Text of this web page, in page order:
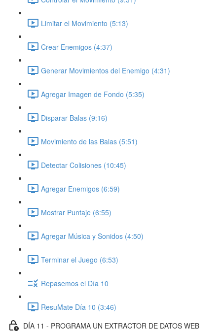
Limitar el Movimiento (5:13)
Crear Enemigos (4:37)
Generar Movimientos del Enemigo (4:31)
Agregar Imagen de Fondo (5:35)
Disparar Balas (9:16)
Movimiento de las Balas (5:51)
Detectar Colisiones (10:45)
Agregar Enemigos (6:59)
Mostrar Puntaje (6:55)
Agregar Música y Sonidos (4:50)
Terminar el Juego (6:53)
Repasemos el Día 10
ResuMate Día 10 (3:46)
DÍA 11 - PROGRAMA UN EXTRACTOR DE DATOS WEB